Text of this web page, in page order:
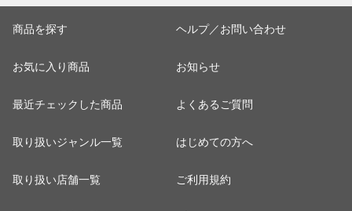
商品を探す
お気に入り商品
最近チェックした商品
取り扱いジャンル一覧
取り扱い店舗一覧
ヘルプ／お問い合わせ
お知らせ
よくあるご質問
はじめての方へ
ご利用規約